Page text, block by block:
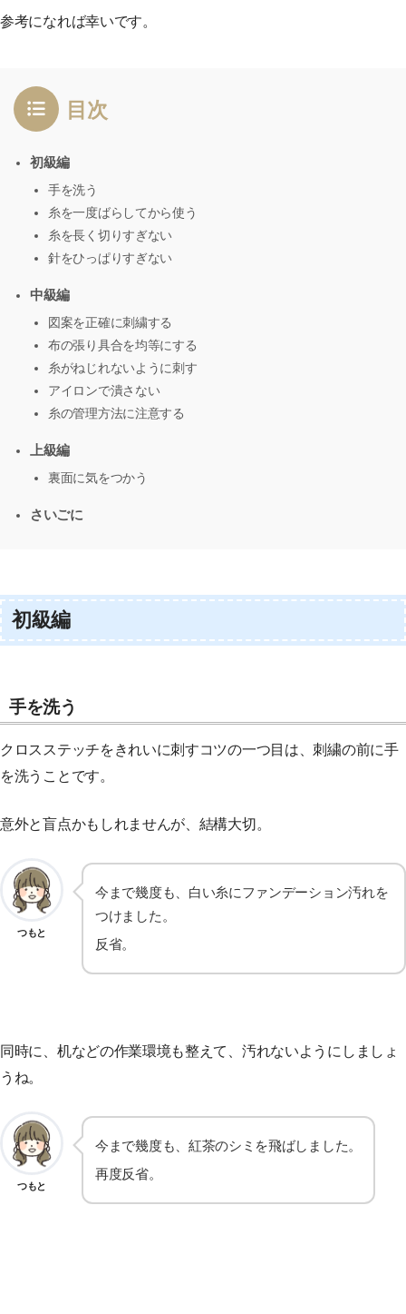
参考になれば幸いです。
目次
初級編
手を洗う
糸を一度ばらしてから使う
糸を長く切りすぎない
針をひっぱりすぎない
中級編
図案を正確に刺繍する
布の張り具合を均等にする
糸がねじれないように刺す
アイロンで潰さない
糸の管理方法に注意する
上級編
裏面に気をつかう
さいごに
初級編
手を洗う
クロスステッチをきれいに刺すコツの一つ目は、刺繍の前に手
を洗うことです。
意外と盲点かもしれませんが、結構大切。
つもと
今まで幾度も、白い糸にファンデーション汚れを
つけました。
反省。
同時に、机などの作業環境も整えて、汚れないようにしましょ
うね。
つもと
今まで幾度も、紅茶のシミを飛ばしました。
再度反省。